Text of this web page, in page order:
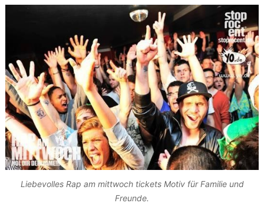
Liebevolles Rap am mittwoch tickets Motiv für Familie und
Freunde.